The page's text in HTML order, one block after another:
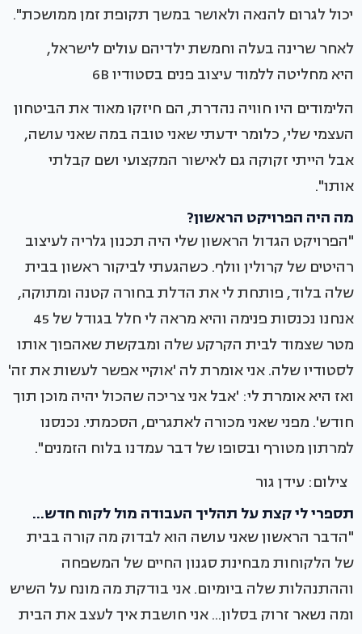
יכול לגרום להנאה ולאושר במשך תקופת זמן ממושכת".
לאחר שרינה בעלה וחמשת ילדיהם עולים לישראל,
היא מחליטה ללמוד עיצוב פנים בסטודיו 6B
הלימודים היו חוויה נהדרת, הם חיזקו מאוד את הביטחון
העצמי שלי, כלומר ידעתי שאני טובה במה שאני עושה,
אבל הייתי זקוקה גם לאישור המקצועי ושם קבלתי
אותו".
מה היה הפרויקט הראשון?
"הפרויקט הגדול הראשון שלי היה תכנון גלריה לעיצוב
רהיטים של קרולין וולף. כשהגעתי לביקור ראשון בבית
שלה בלוד, פותחת לי את הדלת בחורה קטנה ומתוקה,
אנחנו נכנסות פנימה והיא מראה לי חלל בגודל של 45
מטר שצמוד לבית הקרקע שלה ומבקשת שאהפוך אותו
לסטודיו שלה. אני אומרת לה 'אוקיי אפשר לעשות את זה'
ואז היא אומרת לי: 'אבל אני צריכה שהכול יהיה מוכן תוך
חודש'. מפני שאני מכורה לאתגרים, הסכמתי. נכנסנו
למרתון מטורף ובסופו של דבר עמדנו בלוח הזמנים".
צילום: עידן גור
תספרי לי קצת על תהליך העבודה מול לקוח חדש...
"הדבר הראשון שאני עושה הוא לבדוק מה קורה בבית
של הלקוחות מבחינת סגנון החיים של המשפחה
וההתנהלות שלה ביומיום. אני בודקת מה מונח על השיש
ומה נשאר זרוק בסלון... אני חושבת איך לעצב את הבית